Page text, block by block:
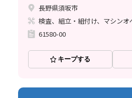
長野県須坂市
検査、組立・組付け、マシンオ
61580-00
キープする